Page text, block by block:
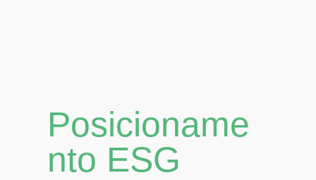
Posicioname
nto ESG